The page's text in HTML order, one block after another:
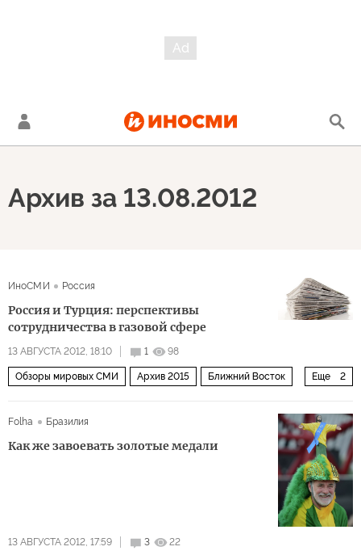
Архив за 13.08.2012
ИноСМИ Россия
Россия и Турция: перспективы
сотрудничества в газовой сфере
13 АВГУСТА 2012, 18:10 1 98
Еще 2
Обзоры мировых СМИ Архив 2015 Ближний Восток
Folha
Бразилия
Как же завоевать золотые медали
13 АВГУСТА 2012, 17:59 3 22